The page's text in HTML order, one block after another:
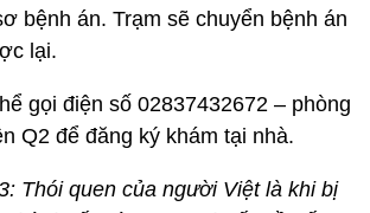
bệnh án. Trạm sẽ chuyển bệnh án
lại.
gọi điện số 02837432672 – phòng
Q2 để đăng ký khám tại nhà.
Thói quen của người Việt là khi bị